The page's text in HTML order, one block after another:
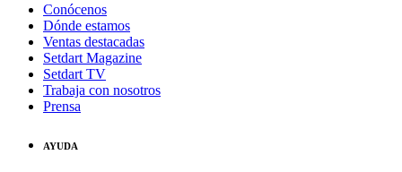
Conócenos
Dónde estamos
Ventas destacadas
Setdart Magazine
Setdart TV
Trabaja con nosotros
Prensa
AYUDA